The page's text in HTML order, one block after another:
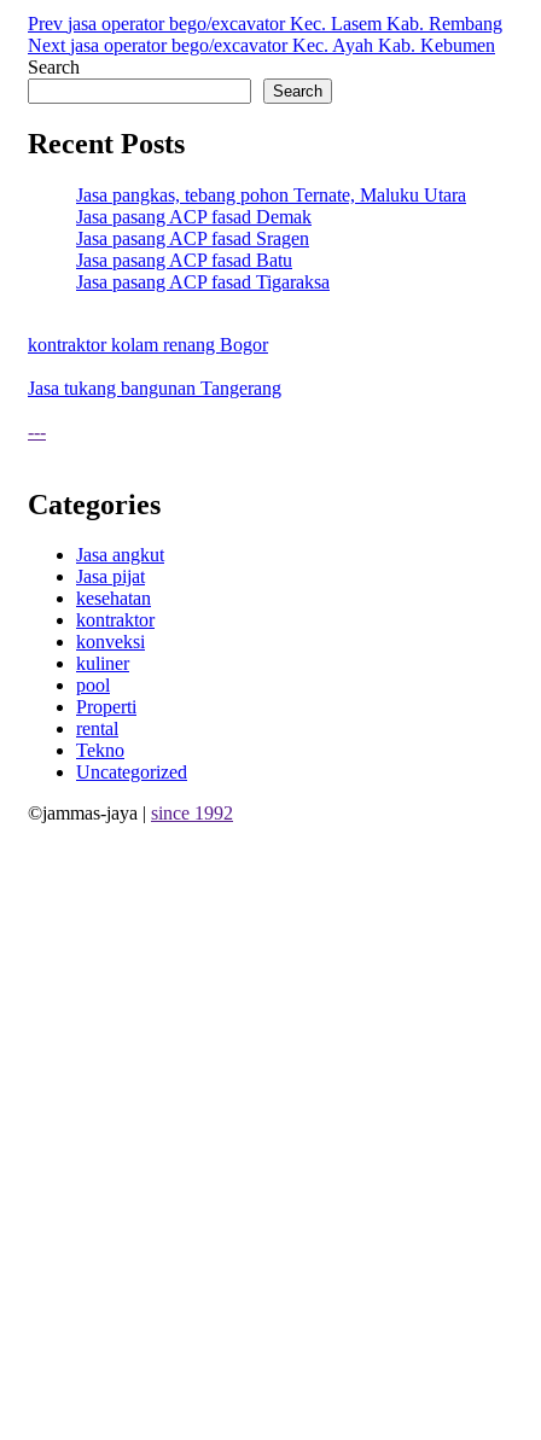
Post
navigation
Prev jasa operator bego/excavator Kec. Lasem Kab. Rembang
Next jasa operator bego/excavator Kec. Ayah Kab. Kebumen
Search
Search
Recent Posts
Jasa pangkas, tebang pohon Ternate, Maluku Utara
Jasa pasang ACP fasad Demak
Jasa pasang ACP fasad Sragen
Jasa pasang ACP fasad Batu
Jasa pasang ACP fasad Tigaraksa
kontraktor kolam renang Bogor
Jasa tukang bangunan Tangerang
---
Categories
Jasa angkut
Jasa pijat
kesehatan
kontraktor
konveksi
kuliner
pool
Properti
rental
Tekno
Uncategorized
©jammas-jaya | since 1992